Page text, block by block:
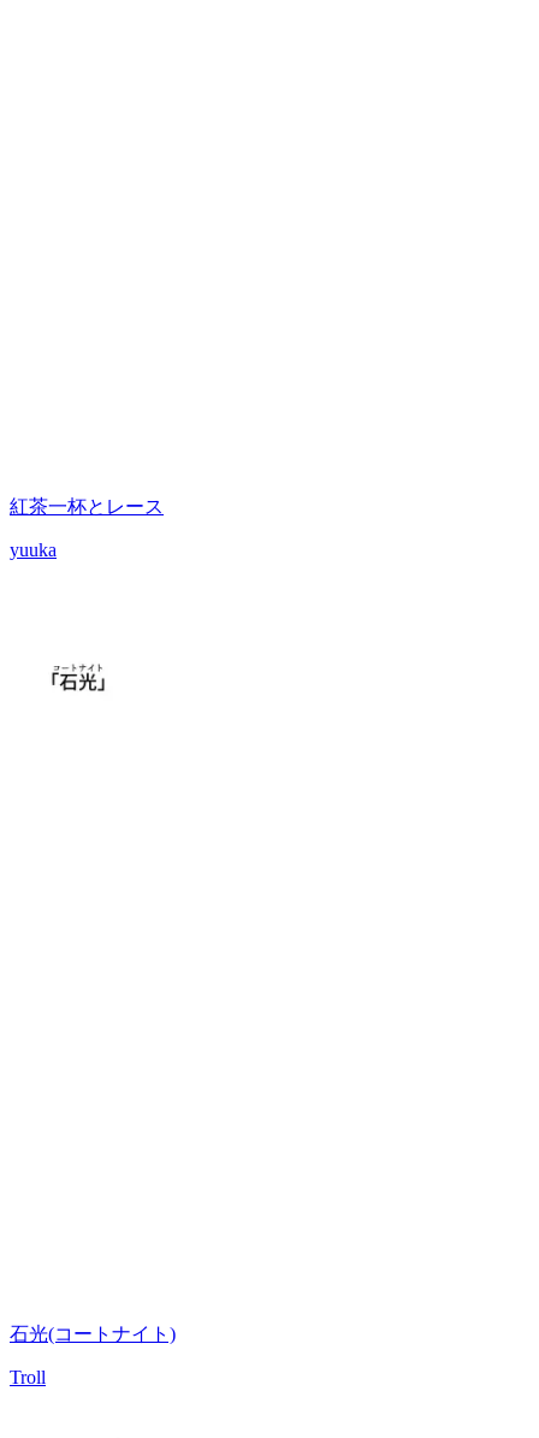
紅茶一杯とレース
yuuka
石光(コートナイト)
Troll